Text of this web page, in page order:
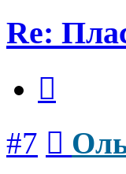
Re:
#7